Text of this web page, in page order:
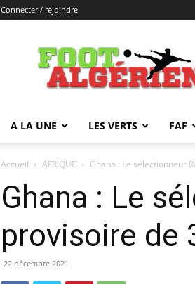
Connecter / rejoindre
FOOTALGERIEN
A LA UNE LES VERTS FAF
Accueil AFRIQUE Ghana : Le sélectionneur
Ghana : Le
provisoire de
22 décembre 2021